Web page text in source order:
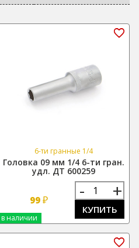
6-ти гранные 1/4
Головка 09 мм 1/4 6-ти гран.
удл. ДТ 600259
99 ₽ - +
КУПИТЬ
в наличии